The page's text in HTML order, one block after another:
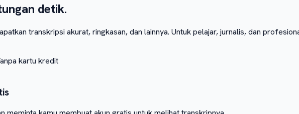
detik.
transkripsi akurat, ringkasan, dan lainnya. Untuk pelajar, jurnalis, dan
kartu kredit